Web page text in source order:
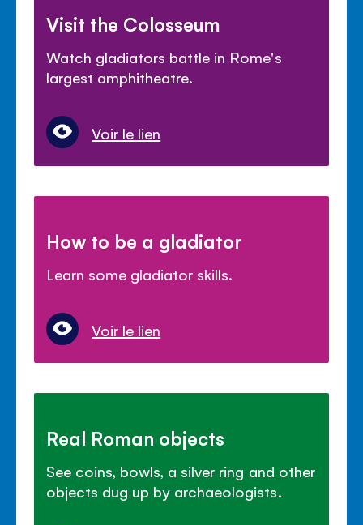
Visit the Colosseum
Watch gladiators battle in Rome's
largest amphitheatre.
Voir le lien
How to be a gladiator
Learn some gladiator skills.
Voir le lien
Real Roman objects
See coins, bowls, a silver ring and other
objects dug up by archaeologists.